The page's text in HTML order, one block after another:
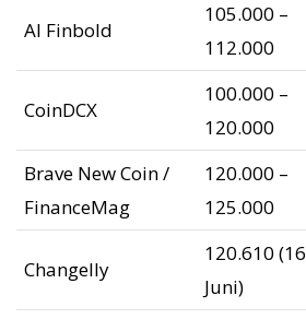
AI Finbold
105.000 –
112.000
CoinDCX
100.000 –
120.000
Brave New Coin /
FinanceMag
120.000 –
125.000
Changelly
120.610 (16
Juni)